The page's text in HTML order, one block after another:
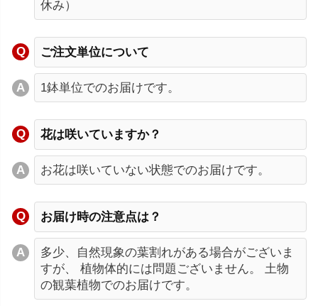
休み）
ご注文単位について
1鉢単位でのお届けです。
花は咲いていますか？
お花は咲いていない状態でのお届けです。
お届け時の注意点は？
多少、自然現象の葉割れがある場合がございま
すが、 植物体的には問題ございません。 土物
の観葉植物でのお届けです。